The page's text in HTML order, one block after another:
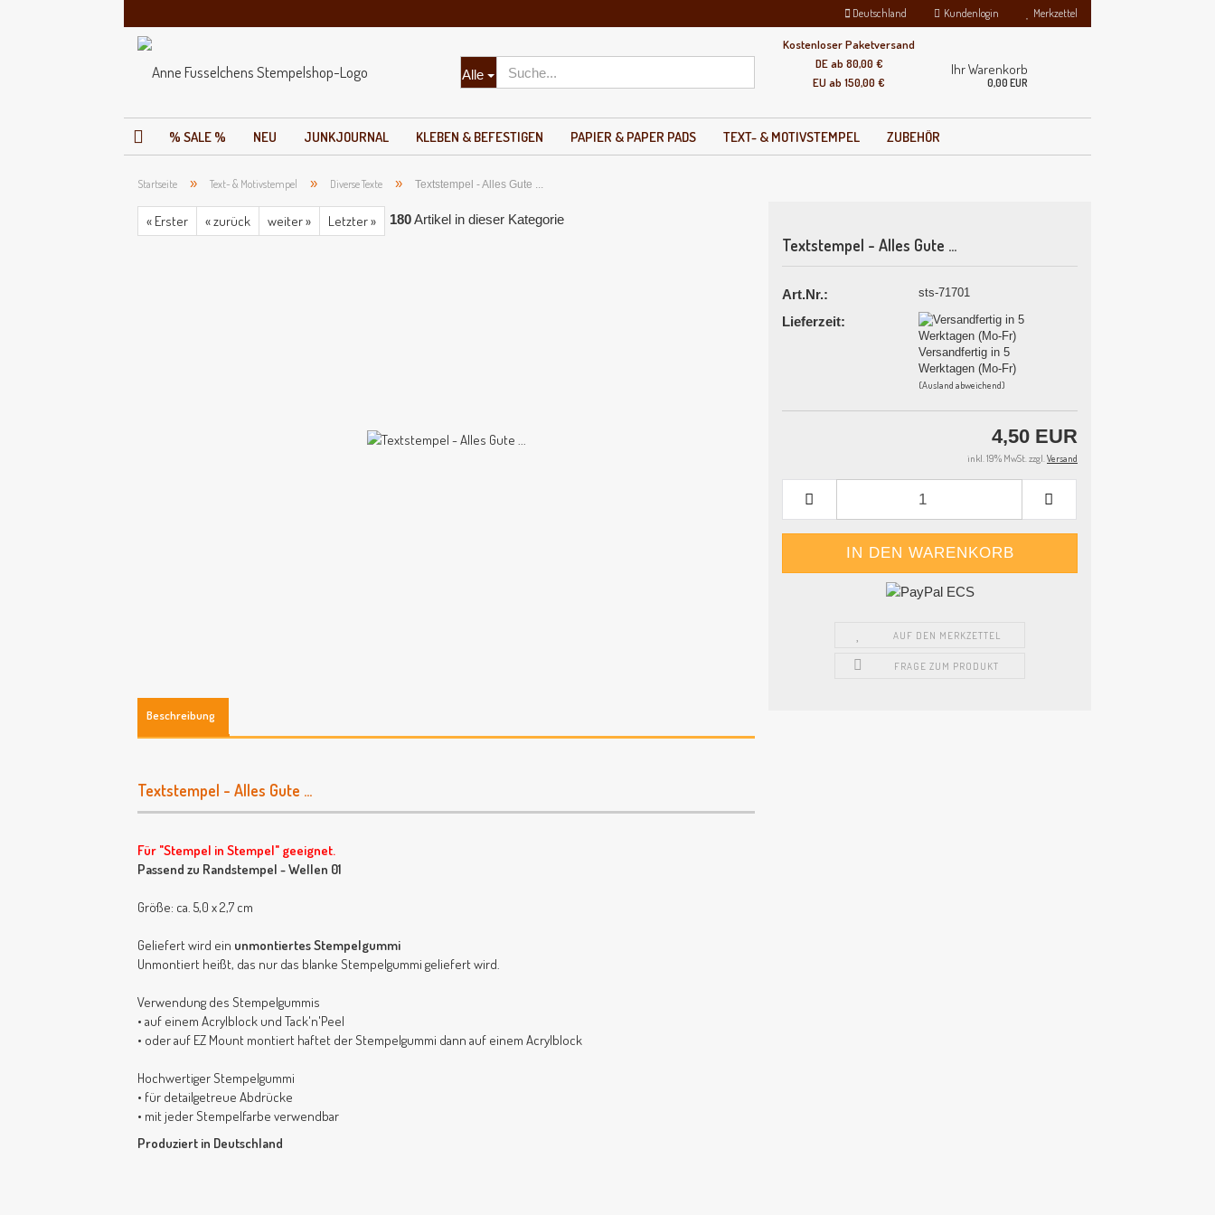
Deutschland
Lieferland
Kundenlogin
Konto erstellen
Passwort vergessen?
Merkzettel
Alle
Kostenloser Paketversand
DE ab 80,00 €
EU ab 150,00 €
Ihr Warenkorb
0,00 EUR
% SALE % NEU JUNKJOURNAL KLEBEN & BEFESTIGEN PAPIER & PAPER PADS TEXT- & MOTIVSTEMPEL ZUBEHÖR
Startseite » Text- & Motivstempel » Diverse Texte » Textstempel - Alles Gute ...
« Erster « zurück weiter » Letzter » 180Artikel in dieser Kategorie
Textstempel - Alles Gute ...
Art.Nr.: sts-71701
Lieferzeit:
Versandfertig in 5
Werktagen (Mo-Fr)
(Ausland abweichend)
4,50 EUR
inkl. 19% MwSt. zzgl.Versand
AUF DEN MERKZETTEL
FRAGE ZUM PRODUKT
Beschreibung
Textstempel - Alles Gute ...
Für "Stempel in Stempel" geeignet.
Passend zu Randstempel - Wellen 01
Größe: ca. 5,0 x 2,7 cm
Geliefert wird ein unmontiertes Stempelgummi
Unmontiert heißt, das nur das blanke Stempelgummi geliefert wird.
Verwendung des Stempelgummis
• auf einem Acrylblock und Tack'n'Peel
• oder auf EZ Mount montiert haftet der Stempelgummi dann auf einem Acrylblock
Hochwertiger Stempelgummi
• für detailgetreue Abdrücke
• mit jeder Stempelfarbe verwendbar
Produziert in Deutschland